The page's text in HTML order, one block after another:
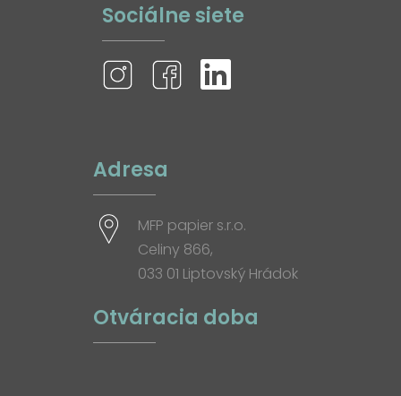
Sociálne siete
Adresa
MFP papier s.r.o.
Celiny 866,
033 01 Liptovský Hrádok
Otváracia doba